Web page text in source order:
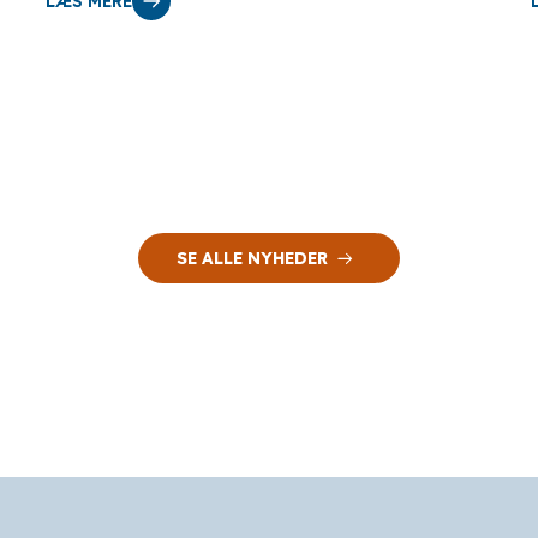
SE ALLE NYHEDER